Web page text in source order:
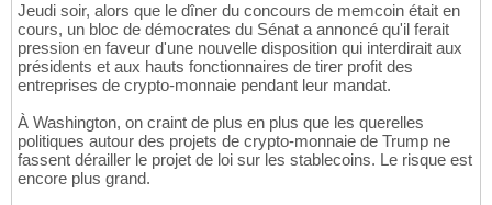
Jeudi soir, alors que le dîner du concours de memcoin était en
cours, un bloc de démocrates du Sénat a annoncé qu'il ferait
pression en faveur d'une nouvelle disposition qui interdirait aux
présidents et aux hauts fonctionnaires de tirer profit des
entreprises de crypto-monnaie pendant leur mandat.
À Washington, on craint de plus en plus que les querelles
politiques autour des projets de crypto-monnaie de Trump ne
fassent dérailler le projet de loi sur les stablecoins. Le risque est
encore plus grand.